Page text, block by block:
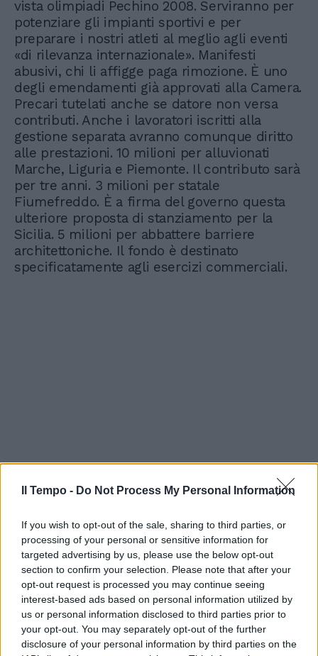
Il Tempo - Do Not Process My Personal Information
If you wish to opt-out of the sale, sharing to third parties, or
processing of your personal or sensitive information for
targeted advertising by us, please use the below opt-out
section to confirm your selection. Please note that after your
opt-out request is processed you may continue seeing
interest-based ads based on personal information utilized by
us or personal information disclosed to third parties prior to
your opt-out. You may separately opt-out of the further
disclosure of your personal information by third parties on the
vista olimpiadi Pechino 2008. Serviranno per
potenziare gli impianti sportivi e per
preparare i nostri atleti al meglio agli eventi
«di rilevanza internazionale». Manifesti
abusivi, chi li affigge paga rimozione. È uno
degli emendamenti già approvati alla Camera.
Precari tutelati anche se datore non versa
contributi. Anche i lavoratori iscritti alla
gestione separata avranno comunque diritto
alle prestazioni. 10 milioni per alluvionati
Marche, Liguria e Piemonte. Il contributo sarà
per tre anni. 3 milioni per statale
Fiumefreddo. È a firma del governo questa
ulteriore proposta di stanziamento per la
Sicilia. 5 milioni per abbattere barriere
architettoniche. Il fondo è destinato
specificatamente agli esercizi commerciali.